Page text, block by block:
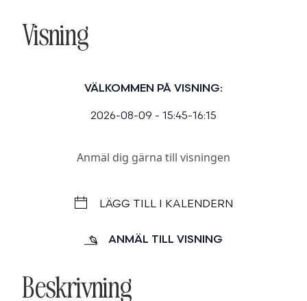
Visning
VÄLKOMMEN PÅ VISNING:
2026-08-09 - 15:45-16:15
Anmäl dig gärna till visningen
ANMÄL TILL VISNING
LÄGG TILL I KALENDERN
Beskrivning